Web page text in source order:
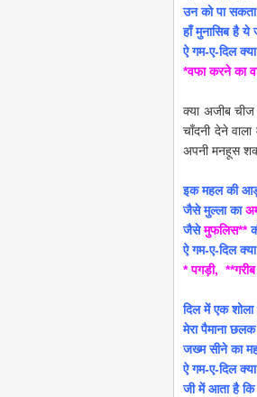
उन को पा
हाँ मुनासिब है ये
ऐ गम-ए-दिल
*वफा करने का
क्या अजीब
चाँदनी देने
अपनी मनहूस
इक महल की आड़
जैसे मुल्ला का
जैसेमुफलिस**
ऐ गम-ए-दिल
* पगड़ी, **गरीब
दिल में एक
मेरा पैमाना
जख्म सीने का
ऐ गम-ए-दिल
जी में आता है कि